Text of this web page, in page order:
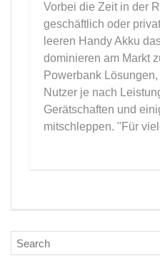
Vorbei die Zeit in der
geschäftlich oder
leeren Handy Akku
dominieren am Markt
Powerbank
Nutzer je nach
Gerätschaften und
mitschleppen. "Für